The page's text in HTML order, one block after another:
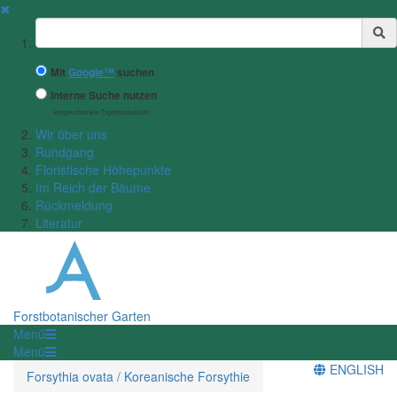
✖
Suchbegriff
MitGoogle™ suchen
Interne Suche nutzen
(eingeschränkte Ergebnisqualität)
Wir über uns
Rundgang
Floristische Höhepunkte
Im Reich der Bäume
Rückmeldung
Literatur
Forstbotanischer Garten
Menü
Menü
Forsythia ovata / Koreanische Forsythie
ENGLISH